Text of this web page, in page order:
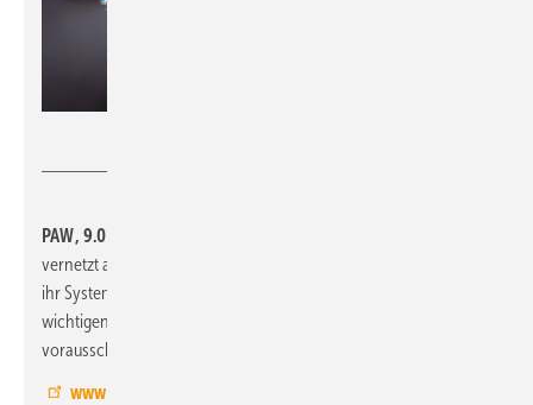
PAW, 9.0-E22:
vernetzt alle Geräte bedarfsgerecht und smart. Benutzer können
ihr System damit noch einfacher in Betrieb nehmen, alle
wichtigen Werte einsehen, Funktionen kontrollieren und
vorausschauende Wartung betreiben.
www.paw.eu